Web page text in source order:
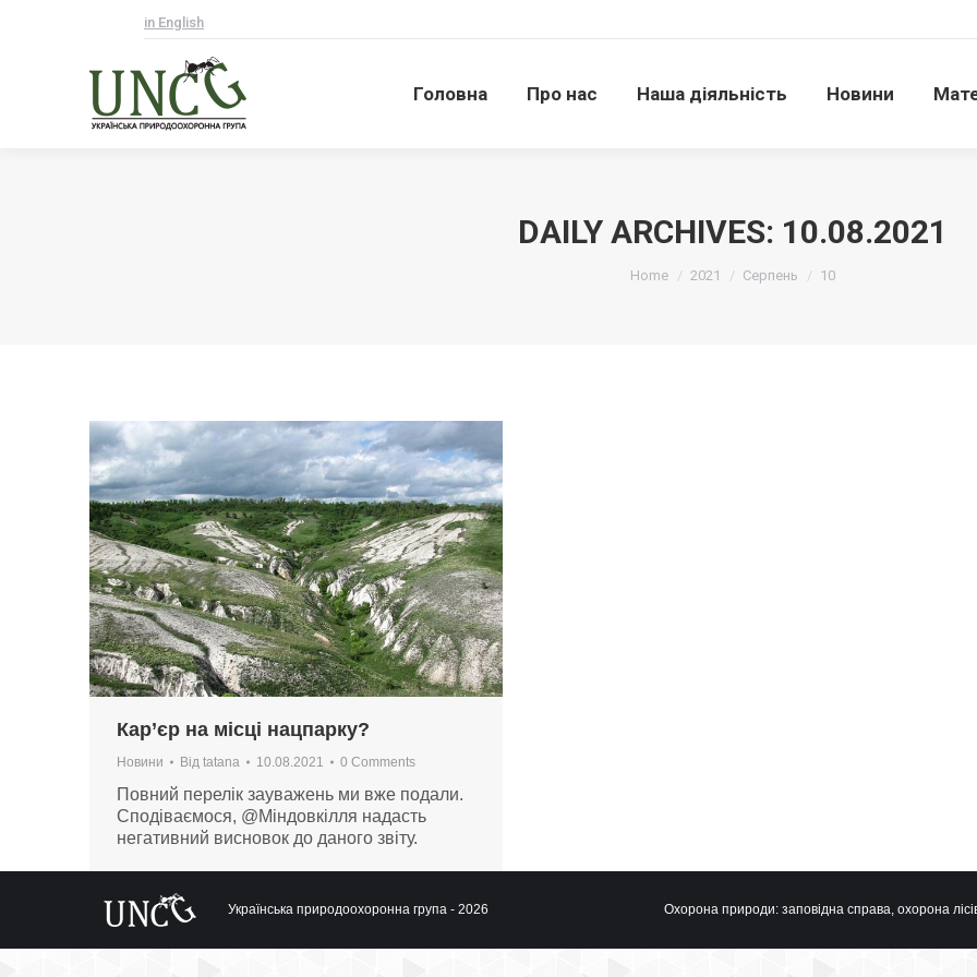
in English
Головна Про нас Наша діяльність Новини
DAILY ARCHIVES: 10.08.2021
Home 2021 Серпень 10
Кар’єр на місці нацпарку?
Новини Від tatana 10.08.2021 0 Comments
Повний перелік зауважень ми вже подали.
Сподіваємося, @Міндовкілля надасть
негативний висновок до даного звіту.
Українська природоохоронна група - 2026 Охорона природи: заповідна справа, охорона
Головна Про нас Наша діяльність Новини